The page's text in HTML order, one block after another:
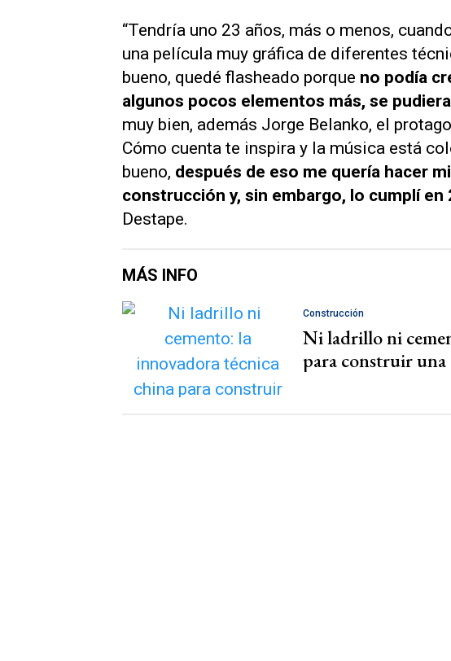
“Tendría uno 23 años, más o menos,
una película muy gráfica de diferentes
bueno, quedé flasheado porque no podía
algunos pocos elementos más, se
muy bien, además Jorge Belanko, el
Cómo cuenta te inspira y la música está
bueno, después de eso me quería hacer
construcción y, sin embargo, lo cumplí en
Destape.
MÁS INFO
Construcción
Ni ladrillo ni
para construir una